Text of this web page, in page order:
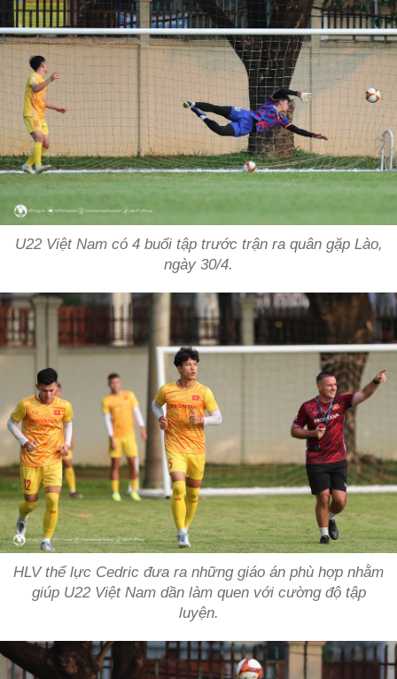
U22 Việt Nam có 4 buổi tập trước trận ra quân gặp Lào,
ngày 30/4.
HLV thể lực Cedric đưa ra những giáo án phù hợp nhằm
giúp U22 Việt Nam dần làm quen với cường độ tập
luyện.